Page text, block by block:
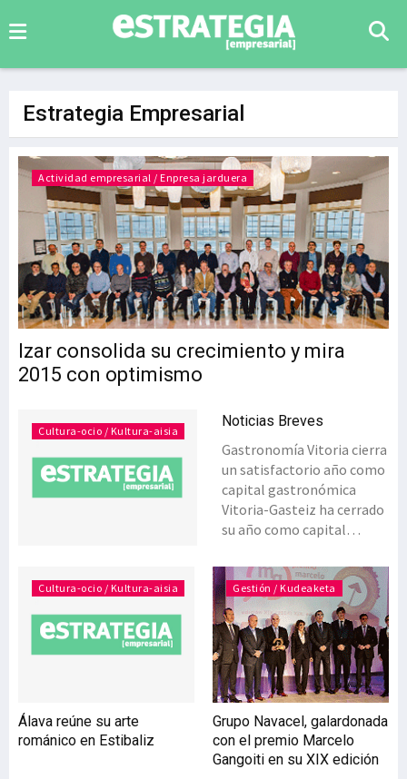
Estrategia Empresarial
Izar consolida su crecimiento y mira
2015 con optimismo
Actividad empresarial / Enpresa jarduera
Cultura-ocio / Kultura-aisia
Noticias Breves
Gastronomía Vitoria cierra
un satisfactorio año como
capital gastronómica
Vitoria-Gasteiz ha cerrado
su año como capital
balance turístico. Según
los datos registrados por
la Oficina de Turismo
Municipal, la capital de
Álava tuvo un total de
133.336 visitantes en 2014,
lo que supone un
respecto a 2013 y de casi
un 4% con respecto a 2012,
cuando alcanzó cifras
Cultura-ocio / Kultura-aisia
Álava reúne su arte
románico en Estibaliz
Gestión / Kudeaketa
Grupo Navacel, galardonada
con el premio Marcelo
Gangoiti en su XIX edición